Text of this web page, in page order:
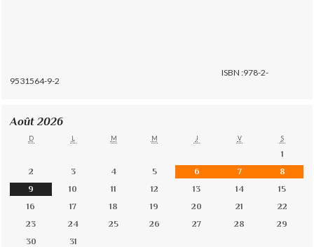
ISBN :978-2-
9531564-9-2
Août 2026
D L M M J V S
1
2
3 4 5 6 7
8
9
10 11 12 13 14
15
16
17 18 19 20 21
22
23
24 25 26 27 28
29
30
31